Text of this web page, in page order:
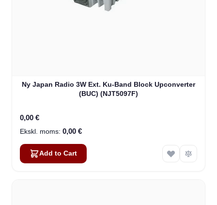
Ny Japan Radio 3W Ext. Ku-Band Block Upconverter
(BUC) (NJT5097F)
0,00 €
0,00 €
Add to Cart